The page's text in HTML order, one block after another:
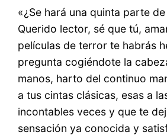
«¿Se hará una quinta parte de
Querido lector, sé que tú,
películas de terror te habrás
pregunta cogiéndote la
manos, harto del continuo
a tus cintas clásicas, esas a
incontables veces y que te
sensación ya conocida y